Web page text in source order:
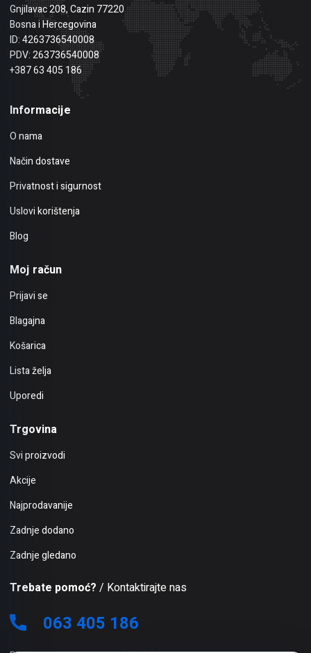
Gnjilavac 208, Cazin 77220
Bosna i Hercegovina
ID: 4263736540008
PDV: 263736540008
+387 63 405 186
Informacije
O nama
Način dostave
Privatnost i sigurnost
Uslovi korištenja
Blog
Moj račun
Prijavi se
Blagajna
Košarica
Lista želja
Uporedi
Trgovina
Svi proizvodi
Akcije
Najprodavanije
Zadnje dodano
Zadnje gledano
Trebate pomoć? / Kontaktirajte nas
063 405 186